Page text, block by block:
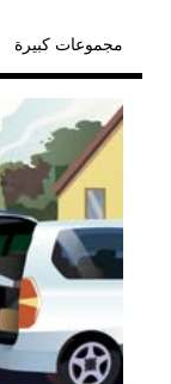
مجموعات كبيرة